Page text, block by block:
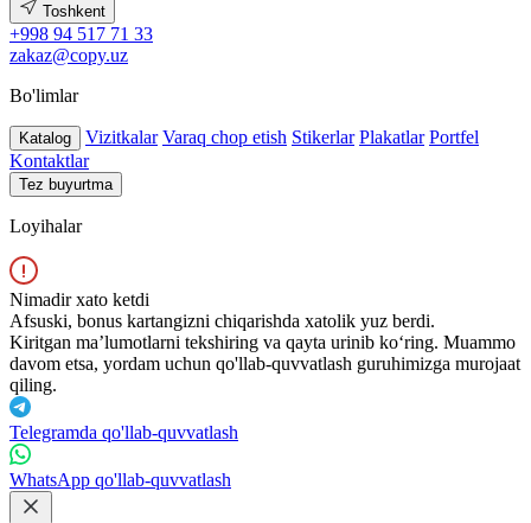
Toshkent
+998 94 517 71 33
zakaz@copy.uz
Bo'limlar
Katalog Vizitkalar Varaq chop etish Stikerlar Plakatlar Portfel
Kontaktlar
Tez buyurtma
Loyihalar
Nimadir xato ketdi
Afsuski, bonus kartangizni chiqarishda xatolik yuz berdi.
Kiritgan maʼlumotlarni tekshiring va qayta urinib koʻring. Muammo
davom etsa, yordam uchun qo'llab-quvvatlash guruhimizga murojaat
qiling.
Telegramda qo'llab-quvvatlash
WhatsApp qo'llab-quvvatlash